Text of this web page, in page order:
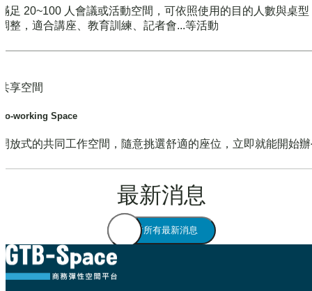
足 20~100 人會議或活動空間，可依照使用的目的人數與桌型
整，適合講座、教育訓練、記者會...等活動
享空間
working Space
放式的共同工作空間，隨意挑選舒適的座位，立即就能開始
最新消息
查看所有最新消息